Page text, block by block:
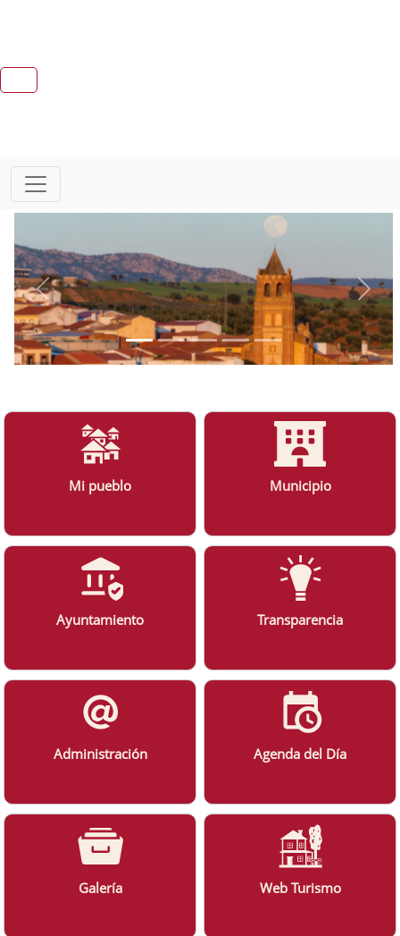
Mi pueblo Municipio
Ayuntamiento Transparencia
Administración Agenda del Día
Galería Web Turismo